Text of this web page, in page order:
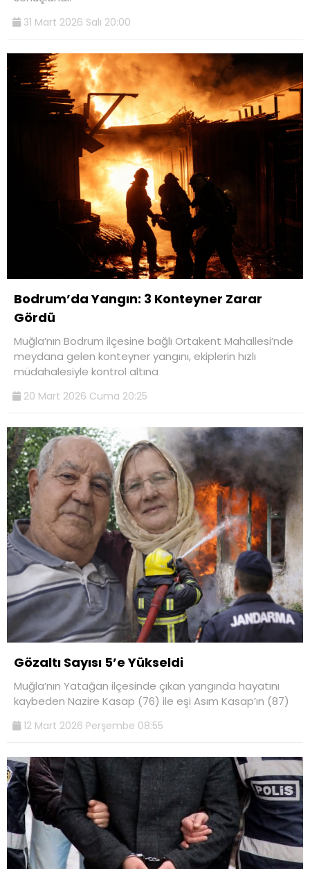
31 Mart 2026 Salı 20:00
Bodrum’da Yangın: 3 Konteyner Zarar
Gördü
Muğla’nın Bodrum ilçesine bağlı Ortakent Mahallesi’nde
meydana gelen konteyner yangını, ekiplerin hızlı
müdahalesiyle kontrol altına
20 Mart 2026 Cuma 20:25
Gözaltı Sayısı 5’e Yükseldi
Muğla’nın Yatağan ilçesinde çıkan yangında hayatını
kaybeden Nazire Kasap (76) ile eşi Asım Kasap’ın (87)
12 Mart 2026 Perşembe 08:55